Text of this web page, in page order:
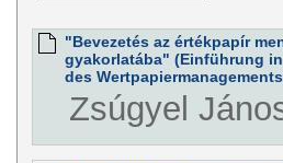
"Bevezetés az értékpapír
gyakorlatába" (Einführung
des
Zsúgyel